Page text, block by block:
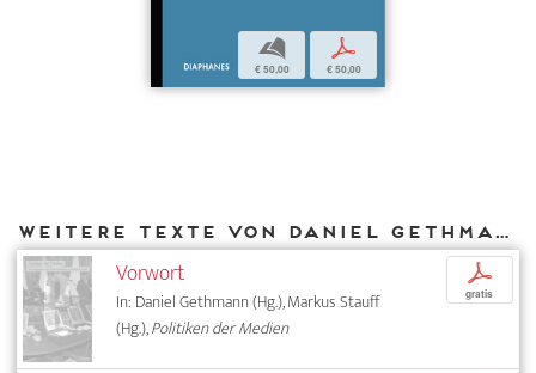
b
€ 50,00
p
€ 50,00
Weitere Texte von Daniel Gethmann bei DIAPHANES
Vorwort
In: Daniel Gethmann (Hg.), Markus Stauff
(Hg.),Politiken der Medien
p
gratis